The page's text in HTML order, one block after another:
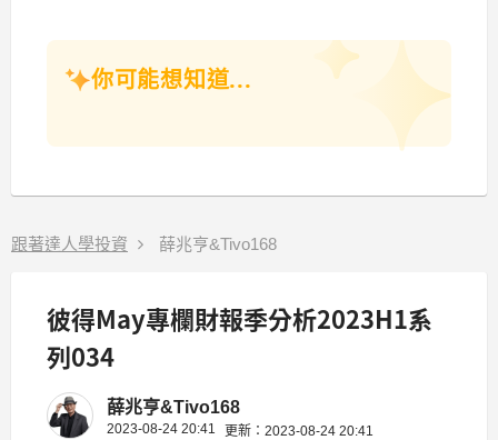
你可能想知道...
跟著達人學投資 薛兆亨&Tivo168
彼得May專欄財報季分析2023H1系
列034
薛兆亨&Tivo168
2023-08-24 20:41 更新：2023-08-24 20:41